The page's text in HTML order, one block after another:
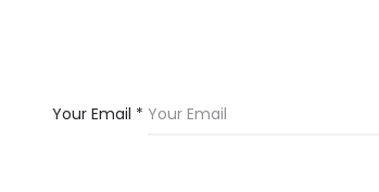
Your Email *